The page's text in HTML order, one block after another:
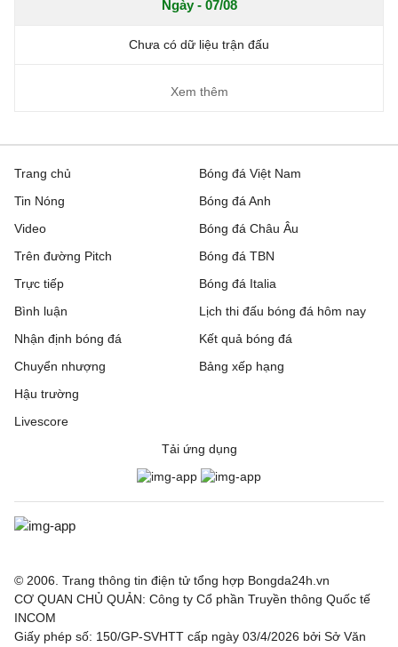
Ngày - 07/08
Chưa có dữ liệu trận đấu
Xem thêm
Trang chủ
Tin Nóng
Video
Trên đường Pitch
Trực tiếp
Bóng đá Việt Nam
Bóng đá Anh
Bóng đá Châu Âu
Bóng đá TBN
Bóng đá Italia
Bình luận
Nhận định bóng đá
Chuyển nhượng
Hậu trường
Livescore
Lịch thi đấu bóng đá hôm nay
Kết quả bóng đá
Bảng xếp hạng
Tải ứng dụng
© 2006. Trang thông tin điện tử tổng hợp Bongda24h.vn
CƠ QUAN CHỦ QUẢN: Công ty Cổ phần Truyền thông Quốc tế
INCOM
Giấy phép số: 150/GP-SVHTT cấp ngày 03/4/2026 bởi Sở Văn